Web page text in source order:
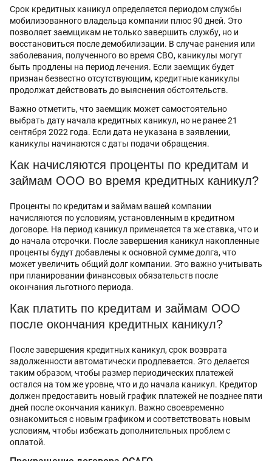
Срок кредитных каникул определяется периодом службы
мобилизованного владельца компании плюс 90 дней. Это
позволяет заемщикам не только завершить службу, но и
восстановиться после демобилизации. В случае ранения или
заболевания, полученного во время СВО, каникулы могут
быть продлены на период лечения. Если заемщик будет
признан безвестно отсутствующим, кредитные каникулы
продолжат действовать до выяснения обстоятельств.
Важно отметить, что заемщик может самостоятельно
выбрать дату начала кредитных каникул, но не ранее 21
сентября 2022 года. Если дата не указана в заявлении,
каникулы начинаются с даты подачи обращения.
Как начисляются проценты по кредитам и
займам ООО во время кредитных каникул?
Проценты по кредитам и займам вашей компании
начисляются по условиям, установленным в кредитном
договоре. На период каникул применяется та же ставка, что и
до начала отсрочки. После завершения каникул накопленные
проценты будут добавлены к основной сумме долга, что
может увеличить общий долг компании. Это важно учитывать
при планировании финансовых обязательств после
окончания льготного периода.
Как платить по кредитам и займам ООО
после окончания кредитных каникул?
После завершения кредитных каникул, срок возврата
задолженности автоматически продлевается. Это делается
таким образом, чтобы размер периодических платежей
остался на том же уровне, что и до начала каникул. Кредитор
должен предоставить новый график платежей не позднее пяти
дней после окончания каникул. Важно своевременно
ознакомиться с новым графиком и соответствовать новым
условиям, чтобы избежать дополнительных проблем с
оплатой.